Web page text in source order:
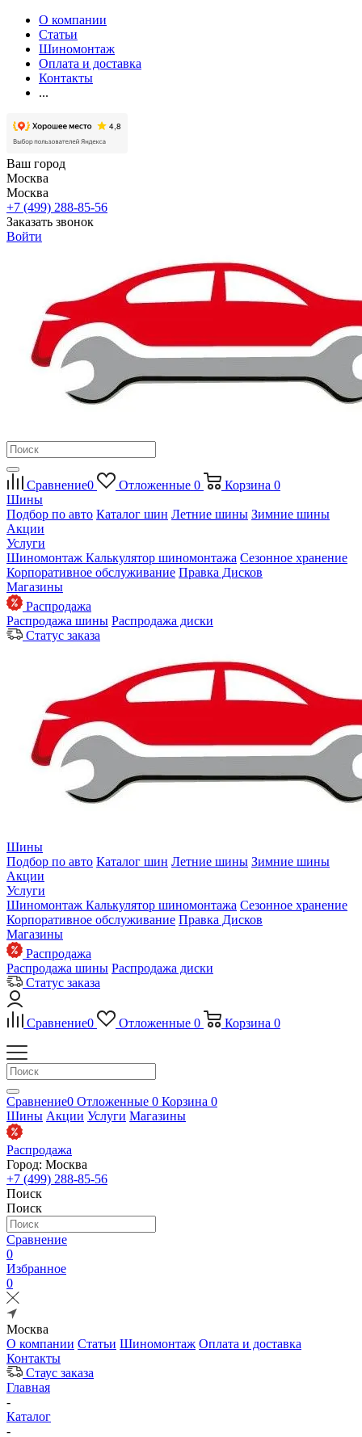
О компании
Статьи
Шиномонтаж
Оплата и доставка
Контакты
...
Ваш город
Москва
Москва
+7 (499) 288-85-56
Заказать звонок
Войти
Сравнение0 Отложенные 0 Корзина 0
Шины
Подбор по авто Каталог шин Летние шины Зимние шины
Акции
Услуги
Шиномонтаж Калькулятор шиномонтажа Сезонное хранение
Корпоративное обслуживание Правка Дисков
Магазины
Распродажа
Распродажа шины Распродажа диски
Статус заказа
Шины
Подбор по авто Каталог шин Летние шины Зимние шины
Акции
Услуги
Шиномонтаж Калькулятор шиномонтажа Сезонное хранение
Корпоративное обслуживание Правка Дисков
Магазины
Распродажа
Распродажа шины Распродажа диски
Статус заказа
Сравнение0 Отложенные 0 Корзина 0
Сравнение0 Отложенные 0 Корзина 0
Шины Акции Услуги Магазины
Распродажа
Город: Москва
+7 (499) 288-85-56
Поиск
Поиск
Сравнение
0
Избранное
0
Москва
О компании Статьи Шиномонтаж Оплата и доставка
Контакты
Стаус заказа
Главная
-
Каталог
-